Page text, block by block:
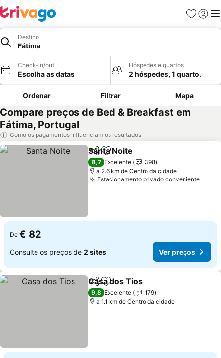
Favoritos
Iniciar
Destino
Fátima
Check-in/out
Escolha as datas
Hóspedes e quartos
2 hóspedes, 1 quarto.
Ordenar Filtrar Mapa
Compare preços de Bed & Breakfast em
Fátima, Portugal
Como os pagamentos influenciam os resultados
PartilharAdicionar aos favoritos
Santa Noite
8,7 Excelente
398
a 2.6 km de Centro da cidade
Estacionamento privado convenienteVer
De € 82
Consulte os preços de 2 sites Ver preços
PartilharAdicionar aos favoritos
Casa dos Tios
9,8 Excelente
179
a 1.1 km de Centro da cidade